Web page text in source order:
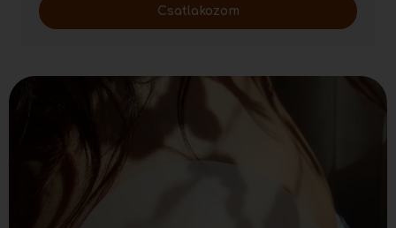
Csatlakozom